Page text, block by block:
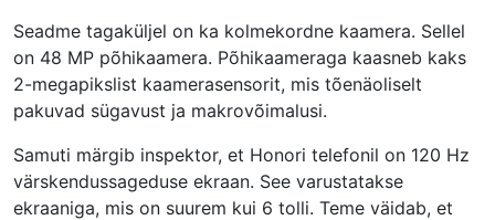
Seadme tagaküljel on ka kolmekordne kaamera. Sellel
on 48 MP põhikaamera. Põhikaameraga kaasneb kaks
2-megapikslist kaamerasensorit, mis tõenäoliselt
pakuvad sügavust ja makrovõimalusi.
Samuti märgib inspektor, et Honori telefonil on 120 Hz
värskendussageduse ekraan. See varustatakse
ekraaniga, mis on suurem kui 6 tolli. Teme väidab, et